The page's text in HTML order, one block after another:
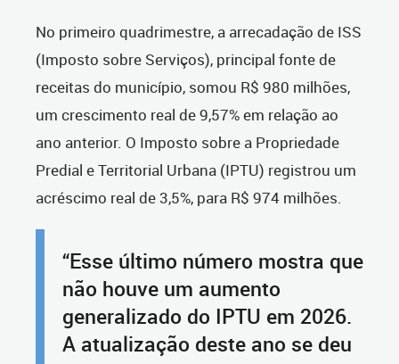
No primeiro quadrimestre, a arrecadação de ISS
(Imposto sobre Serviços), principal fonte de
receitas do município, somou R$ 980 milhões,
um crescimento real de 9,57% em relação ao
ano anterior. O Imposto sobre a Propriedade
Predial e Territorial Urbana (IPTU) registrou um
acréscimo real de 3,5%, para R$ 974 milhões.
“Esse último número mostra que
não houve um aumento
generalizado do IPTU em 2026.
A atualização deste ano se deu